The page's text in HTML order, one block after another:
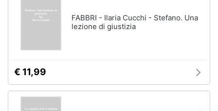
FABBRI - Ilaria Cucchi - Stefano. Una
lezione di giustizia
€ 11,99